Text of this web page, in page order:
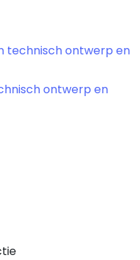
technisch ontwerp en
ontwerp en